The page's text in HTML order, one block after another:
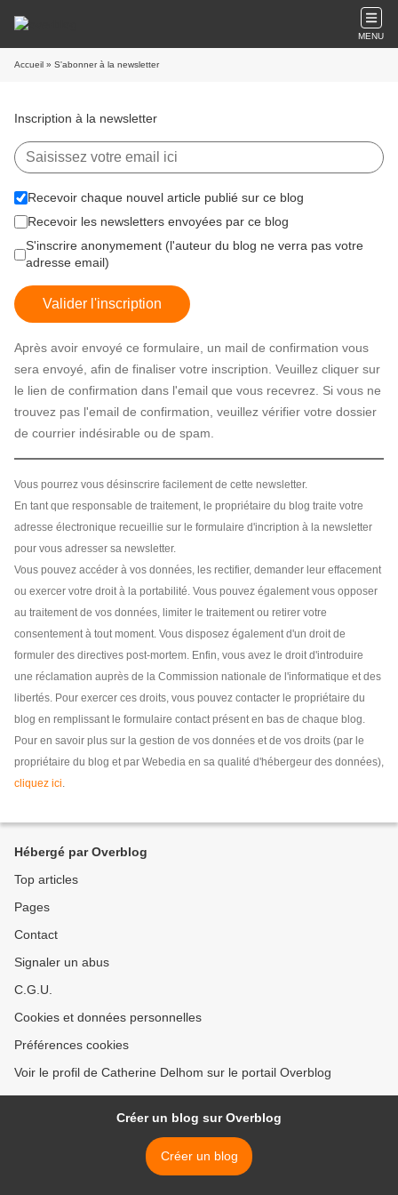
MENU
Accueil » S'abonner à la newsletter
Inscription à la newsletter
Recevoir chaque nouvel article publié sur ce blog
Recevoir les newsletters envoyées par ce blog
S'inscrire anonymement (l'auteur du blog ne verra pas votre
adresse email)
Valider l'inscription
Après avoir envoyé ce formulaire, un mail de confirmation vous
sera envoyé, afin de finaliser votre inscription. Veuillez cliquer sur
le lien de confirmation dans l'email que vous recevrez. Si vous ne
trouvez pas l'email de confirmation, veuillez vérifier votre dossier
de courrier indésirable ou de spam.
Vous pourrez vous désinscrire facilement de cette newsletter.
En tant que responsable de traitement, le propriétaire du blog traite votre
adresse électronique recueillie sur le formulaire d'incription à la newsletter
pour vous adresser sa newsletter.
Vous pouvez accéder à vos données, les rectifier, demander leur effacement
ou exercer votre droit à la portabilité. Vous pouvez également vous opposer
au traitement de vos données, limiter le traitement ou retirer votre
consentement à tout moment. Vous disposez également d'un droit de
formuler des directives post-mortem. Enfin, vous avez le droit d'introduire
une réclamation auprès de la Commission nationale de l'informatique et des
libertés. Pour exercer ces droits, vous pouvez contacter le propriétaire du
blog en remplissant le formulaire contact présent en bas de chaque blog.
Pour en savoir plus sur la gestion de vos données et de vos droits (par le
propriétaire du blog et par Webedia en sa qualité d'hébergeur des données),
cliquez ici.
Hébergé par Overblog
Top articles
Pages
Contact
Signaler un abus
C.G.U.
Cookies et données personnelles
Préférences cookies
Voir le profil de Catherine Delhom sur le portail Overblog
Créer un blog sur Overblog
Créer un blog